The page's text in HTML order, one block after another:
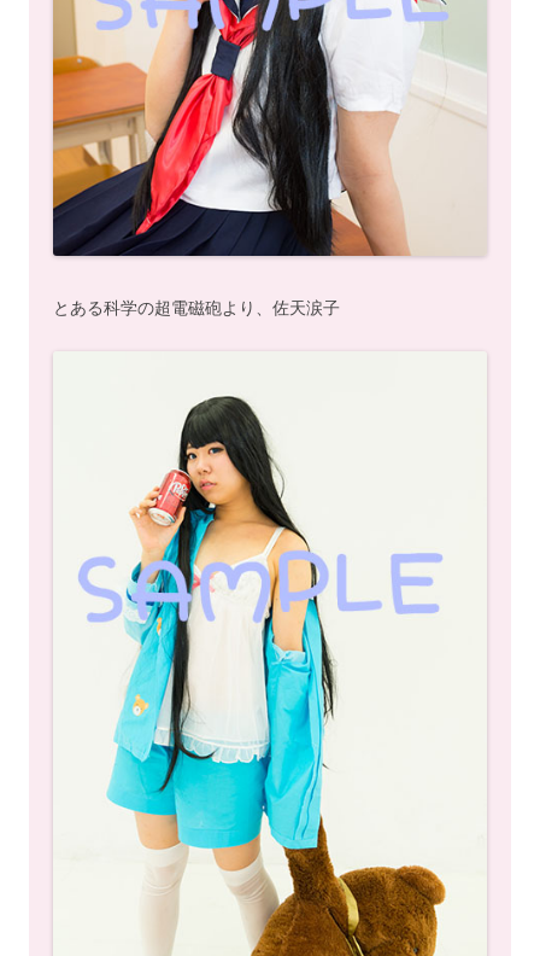
とある科学の超電磁砲より、佐天涙子